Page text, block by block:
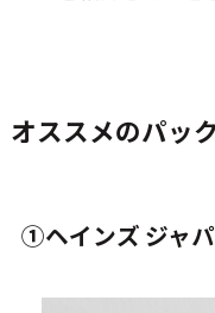
オススメのパッ
①ヘインズ ジャ